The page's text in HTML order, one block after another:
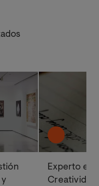
y
Experto en
Creatividad